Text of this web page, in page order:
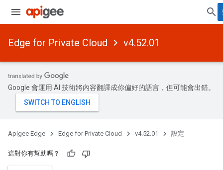
Edge for Private Cloud v4.52.01
Google 會運用 AI 技術將內容翻譯成你偏好的語言，但可能會出錯。
Apigee Edge Edge for Private Cloud v4.52.01 設定
這對你有幫助嗎？